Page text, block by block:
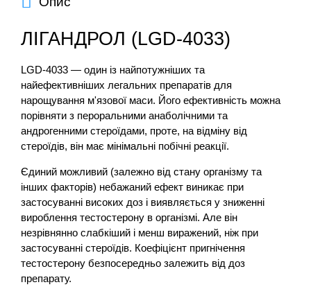
ЛІГАНДРОЛ (LGD-4033)
LGD-4033 — один із найпотужніших та
найефективніших легальних препаратів для
нарощування м'язової маси. Його ефективність можна
порівняти з пероральними анаболічними та
андрогенними стероїдами, проте, на відміну від
стероїдів, він має мінімальні побічні реакції.
Єдиний можливий (залежно від стану організму та
інших факторів) небажаний ефект виникає при
застосуванні високих доз і виявляється у зниженні
вироблення тестостерону в організмі. Але він
незрівнянно слабкіший і менш виражений, ніж при
застосуванні стероїдів. Коефіцієнт пригнічення
тестостерону безпосередньо залежить від доз
препарату.